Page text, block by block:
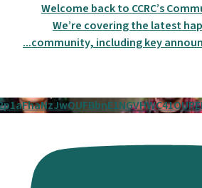
Welcome back to CCRC’s
We’re covering the latest
community, including key
...